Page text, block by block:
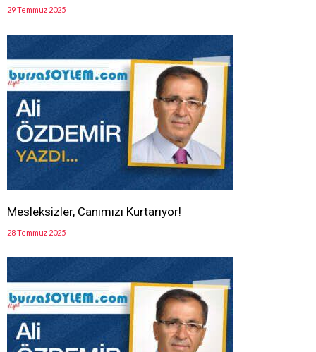
29 Temmuz 2025
Mesleksizler, Canımızı Kurtarıyor!
28 Temmuz 2025